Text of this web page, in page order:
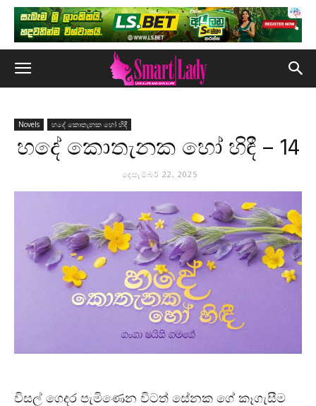
Novels හදේ කොතැනක හෝ හිඳී
හදේ කොතැනක හෝ හිඳී – 14
දෙසැම්බර් 22, 2025
විසල් ගෙදර පැමිණෙන විටත් සේනක ගේ කෑගැසීම